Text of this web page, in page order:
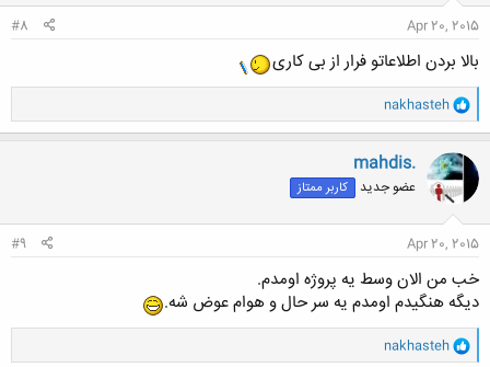
Apr 20, 2015
#8
بالا بردن اطلاعاتو فرار از بی کاری
و
ا
ک
ن
ش
ه
ا
nakhasteh
mahdis.
عضو جدید کاربر ممتاز
Apr 20, 2015
#9
خب من الان وسط یه پروژه اومدم.
دیگه هنگیدم اومدم یه سر حال و هوام عوض شه.
و
ا
nakhasteh